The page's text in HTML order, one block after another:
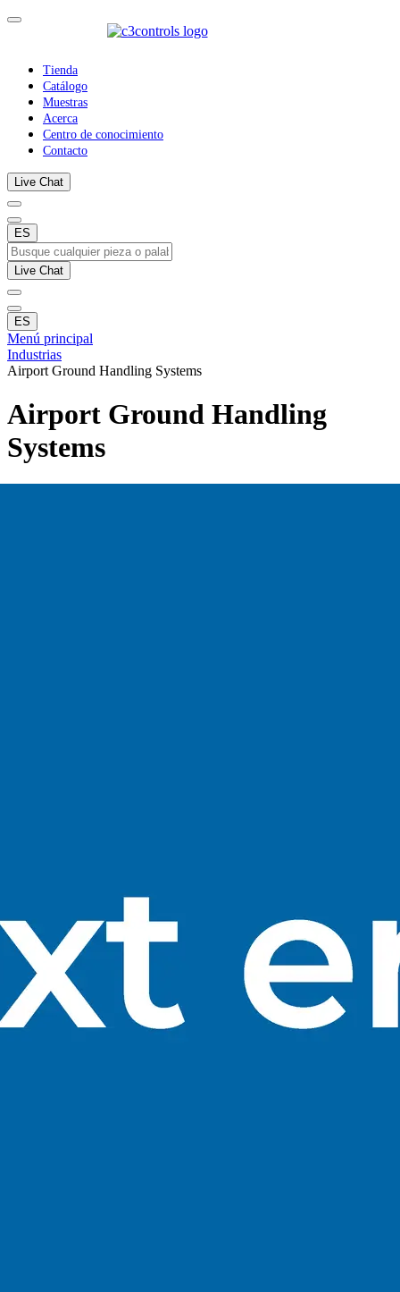
Tienda
Catálogo
Muestras
Acerca
Centro de conocimiento
Contacto
Live Chat
ES
Live Chat
ES
Menú principal
Industrias
Airport Ground Handling Systems
Airport Ground Handling
Systems